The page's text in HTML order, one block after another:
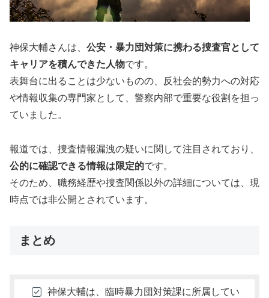
神保大輔さんは、 公安・暴力団対策に携わる捜査官として
キャリアを積んできた人物です。
表舞台に出ることは少ないものの、反社会的勢力への対応
や情報収集の専門家として、警察内部で重要な役割を担っ
ていました。
報道では、捜査情報漏洩の疑いに関して注目されており、
公的に確認できる情報は限定的です。
そのため、職務経歴や捜査関係以外の詳細については、現
時点では非公開とされています。
まとめ
神保大輔は、臨時暴力団対策課に所属してい